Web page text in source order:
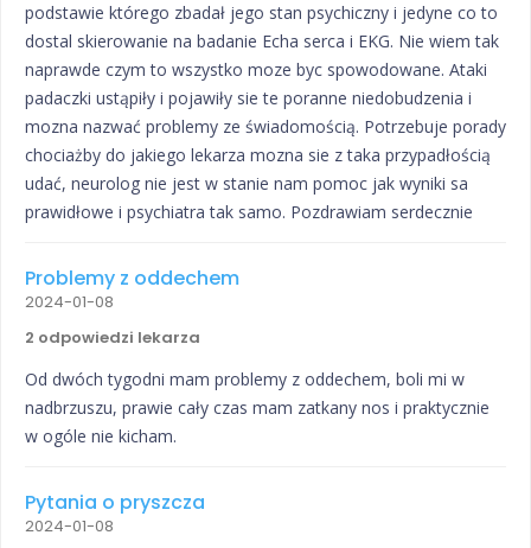
podstawie którego zbadał jego stan psychiczny i jedyne co to
dostal skierowanie na badanie Echa serca i EKG. Nie wiem tak
naprawde czym to wszystko moze byc spowodowane. Ataki
padaczki ustąpiły i pojawiły sie te poranne niedobudzenia i
mozna nazwać problemy ze świadomością. Potrzebuje porady
chociażby do jakiego lekarza mozna sie z taka przypadłością
udać, neurolog nie jest w stanie nam pomoc jak wyniki sa
prawidłowe i psychiatra tak samo. Pozdrawiam serdecznie
Problemy z oddechem
2024-01-08
2 odpowiedzi lekarza
Od dwóch tygodni mam problemy z oddechem, boli mi w
nadbrzuszu, prawie cały czas mam zatkany nos i praktycznie
w ogóle nie kicham.
Pytania o pryszcza
2024-01-08